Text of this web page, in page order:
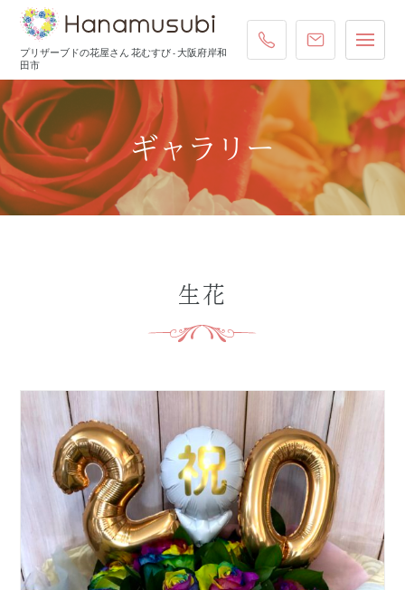
プリザーブドの花屋さん 花むすび - 大阪府岸和
田市
072-431-4587ご注文・お
ギャラリー
生花